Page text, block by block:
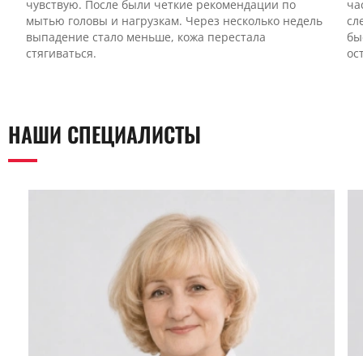
чувствую. После были четкие рекомендации по
мытью головы и нагрузкам. Через несколько недель
выпадение стало меньше, кожа перестала
стягиваться.
НАШИ СПЕЦИАЛИСТЫ